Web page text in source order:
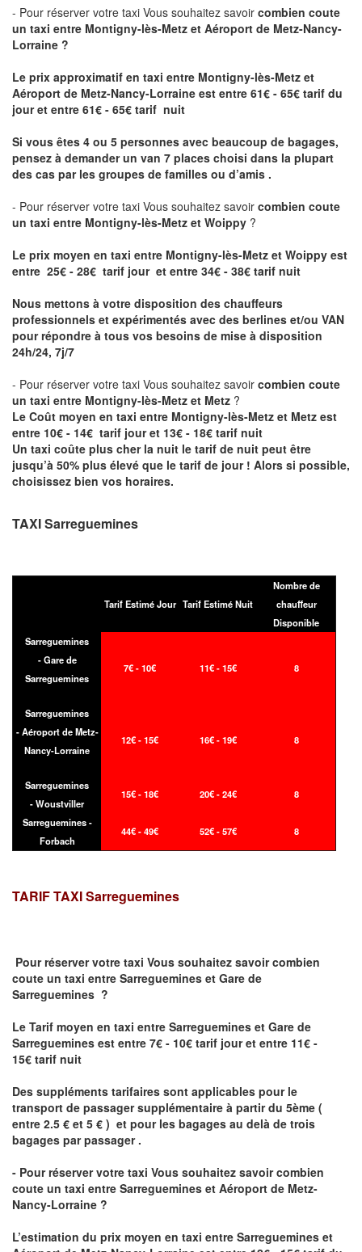
- Pour réserver votre taxi Vous souhaitez savoir combien coute
un taxi entre Montigny-lès-Metz et Aéroport de Metz-Nancy-
Lorraine ?
Le prix approximatif en taxi entre Montigny-lès-Metz et
Aéroport de Metz-Nancy-Lorraine est entre 61€ - 65€ tarif du
jour et entre 61€ - 65€ tarif nuit
Si vous êtes 4 ou 5 personnes avec beaucoup de bagages,
pensez à demander un van 7 places choisi dans la plupart
des cas par les groupes de familles ou d’amis .
- Pour réserver votre taxi Vous souhaitez savoir combien coute
un taxi entre Montigny-lès-Metz et Woippy ?
Le prix moyen en taxi entre Montigny-lès-Metz et Woippy est
entre 25€ - 28€ tarif jour et entre 34€ - 38€ tarif nuit
Nous mettons à votre disposition des chauffeurs
professionnels et expérimentés avec des berlines et/ou VAN
pour répondre à tous vos besoins de mise à disposition
24h/24, 7j/7
- Pour réserver votre taxi Vous souhaitez savoir combien coute
un taxi entre Montigny-lès-Metz et Metz ?
Le Coût moyen en taxi entre Montigny-lès-Metz et Metz est
entre 10€ - 14€ tarif jour et 13€ - 18€ tarif nuit
Un taxi coûte plus cher la nuit le tarif de nuit peut être
jusqu’à 50% plus élevé que le tarif de jour ! Alors si possible,
choisissez bien vos horaires.
TAXI Sarreguemines
Tarif Estimé Jour Tarif Estimé Nuit
Nombre de
chauffeur
Disponible
Sarreguemines
- Gare de
Sarreguemines
7€ - 10€ 11€ - 15€ 8
Sarreguemines
- Aéroport de Metz-
Nancy-Lorraine
12€ - 15€ 16€ - 19€ 8
Sarreguemines
- Woustviller
15€ - 18€ 20€ - 24€ 8
Sarreguemines -
Forbach
44€ - 49€ 52€ - 57€ 8
TARIF TAXISarreguemines
Pour réserver votre taxi Vous souhaitez savoircombien
coute un taxi entre Sarreguemines et Gare de
Sarreguemines ?
Le Tarif moyen en taxi entre Sarreguemines et Gare de
Sarreguemines est entre 7€ - 10€ tarif jour et entre 11€ -
15€ tarif nuit
Des suppléments tarifaires sont applicables pour le
transport de passager supplémentaire à partir du 5ème (
entre 2.5 € et 5 € ) et pour les bagages au delà de trois
bagages par passager .
- Pour réserver votre taxi Vous souhaitez savoircombien
coute un taxi entre Sarreguemines et Aéroport de Metz-
Nancy-Lorraine ?
L’estimation du prix moyen en taxi entre Sarreguemines et